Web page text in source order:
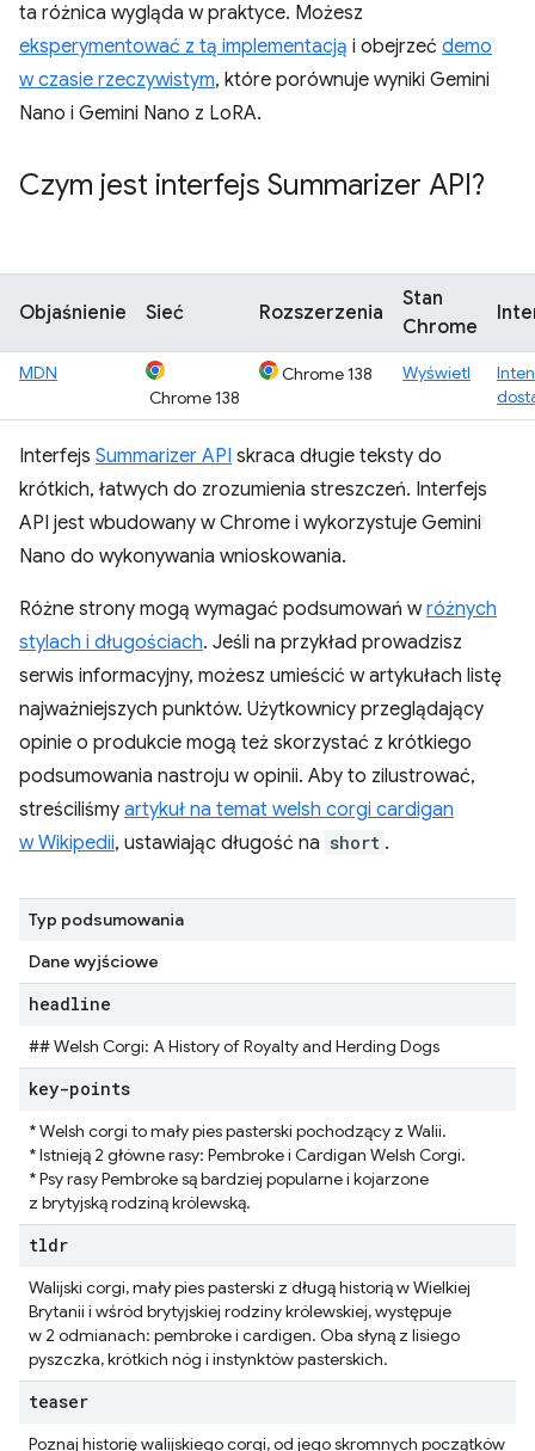
ta różnica wygląda w praktyce. Możesz
eksperymentować z tą implementacją i obejrzeć demo
w czasie rzeczywistym, które porównuje wyniki Gemini
Nano i Gemini Nano z LoRA.
Czym jest interfejs Summarizer API?
Objaśnienie Sieć Rozszerzenia
Stan
Chrome
MDN
Chrome 138
Chrome 138 Wyświetl
Interfejs Summarizer API skraca długie teksty do
krótkich, łatwych do zrozumienia streszczeń. Interfejs
API jest wbudowany w Chrome i wykorzystuje Gemini
Nano do wykonywania wnioskowania.
Różne strony mogą wymagać podsumowań wróżnych
stylach i długościach. Jeśli na przykład prowadzisz
serwis informacyjny, możesz umieścić w artykułach listę
najważniejszych punktów. Użytkownicy przeglądający
opinie o produkcie mogą też skorzystać z krótkiego
podsumowania nastroju w opinii. Aby to zilustrować,
streściliśmy artykuł na temat welsh corgi cardigan
w Wikipedii, ustawiając długość na short .
Typ podsumowania
Dane wyjściowe
headline
## Welsh Corgi: A History of Royalty and Herding Dogs
key-points
* Welsh corgi to mały pies pasterski pochodzący z Walii.
* Istnieją 2 główne rasy: Pembroke i Cardigan Welsh Corgi.
* Psy rasy Pembroke są bardziej popularne i kojarzone
z brytyjską rodziną królewską.
tldr
Walijski corgi, mały pies pasterski z długą historią w Wielkiej
Brytanii i wśród brytyjskiej rodziny królewskiej, występuje
w 2 odmianach: pembroke i cardigen. Oba słyną z lisiego
pyszczka, krótkich nóg i instynktów pasterskich.
teaser
Poznaj historię walijskiego corgi, od jego skromnych początków